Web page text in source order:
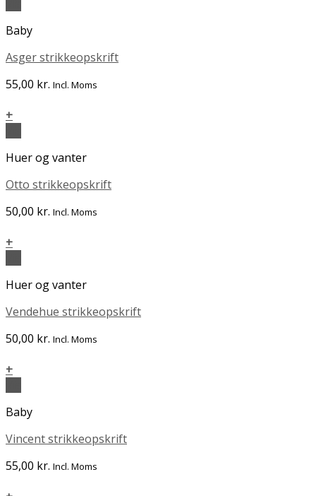
Baby
Asger strikkeopskrift
55,00 kr. Incl. Moms
+
Huer og vanter
Otto strikkeopskrift
50,00 kr. Incl. Moms
+
Huer og vanter
Vendehue strikkeopskrift
50,00 kr. Incl. Moms
+
Baby
Vincent strikkeopskrift
55,00 kr. Incl. Moms